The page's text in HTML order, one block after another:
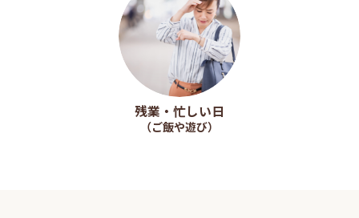
残業・忙しい日
（ご飯や遊び）